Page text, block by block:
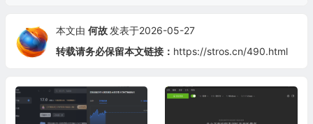
本文由 何故 发表于2026-05-27
转载请务必保留本文链接： https://stros.cn/490.html